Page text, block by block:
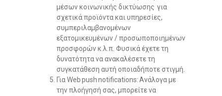
μέσων κοινωνικής δικτύωσης για
σχετικά προϊόντα και υπηρεσίες,
συμπεριλαμβανομένων
εξατομικευμένων / προσωποποιημένων
προσφορών κ.λ.π. Φυσικά έχετε τη
δυνατότητα να ανακαλέσετε τη
συγκατάθεση αυτή οποιαδήποτε στιγμή.
Για Web push notifications: Ανάλογα με
την πλοήγησή σας, μπορείτε να